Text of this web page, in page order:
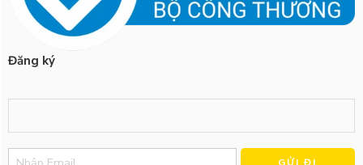
Đăng ký
Alternative: